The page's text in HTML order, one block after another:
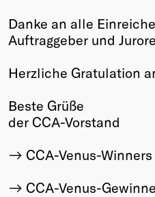
Annual
Danke an alle
Auftraggeber und
Herzliche Gratulation
Beste Grüße
der CCA-Vorstand
CCA-Venus-
CCA-Venus-